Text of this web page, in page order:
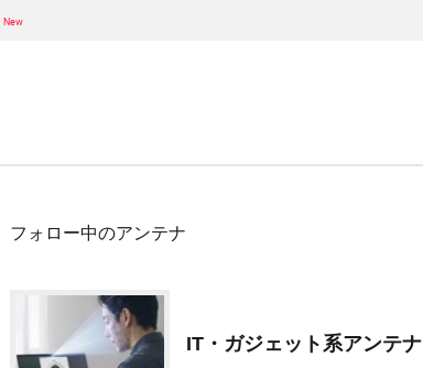
フォロー中のアンテナ
IT・ガジェット系アンテナ